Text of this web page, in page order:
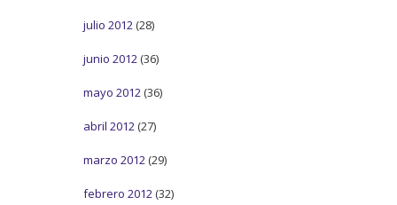
julio 2012 (28)
junio 2012 (36)
mayo 2012 (36)
abril 2012 (27)
marzo 2012 (29)
febrero 2012 (32)